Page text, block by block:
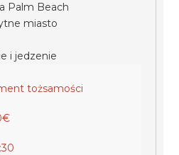
Palm Beach
miasto
i jedzenie
tożsamości